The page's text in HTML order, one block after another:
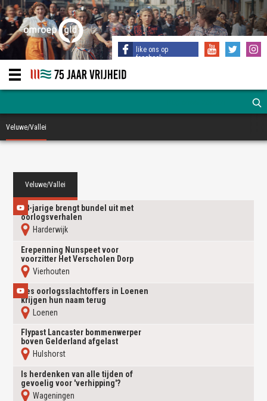
like ons op
facebook
Veluwe/Vallei
Veluwe/Vallei
88-jarige brengt bundel uit met
oorlogsverhalen
harderwijk
Erepenning Nunspeet voor
voorzitter Het Verscholen Dorp
vierhouten
Zes oorlogsslachtoffers in Loenen
krijgen hun naam terug
loenen
Flypast Lancaster bommenwerper
boven Gelderland afgelast
hulshorst
Is herdenken van alle tijden of
gevoelig voor 'verhipping'?
wageningen